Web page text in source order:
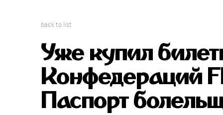
back to list
Уже купил
Конфедераций
Паспорт